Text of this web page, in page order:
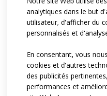
analytiques dans le but
utilisateur, d'afficher du
personnalisés et
En consentant, vous
cookies et d'autres
des publicités
performances et
Les activités sportives
de Přiléhavý dans le
civile